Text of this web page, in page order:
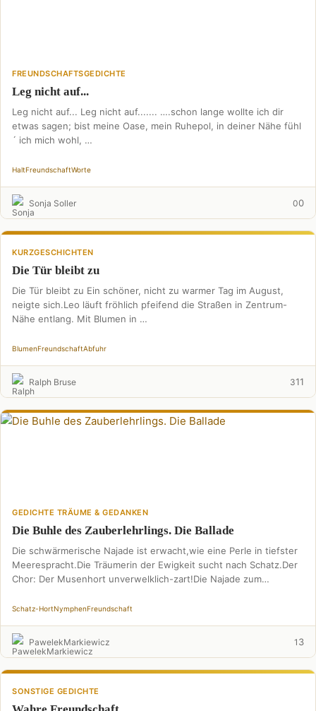
FREUNDSCHAFTSGEDICHTE
Leg nicht auf...
Leg nicht auf... Leg nicht auf....... ….schon lange wollte ich dir
etwas sagen; bist meine Oase, mein Ruhepol, in deiner Nähe fühl
´ ich mich wohl, …
HaltFreundschaftWorte
Sonja Soller 00
KURZGESCHICHTEN
Die Tür bleibt zu
Die Tür bleibt zu Ein schöner, nicht zu warmer Tag im August,
neigte sich.Leo läuft fröhlich pfeifend die Straßen in Zentrum-
Nähe entlang. Mit Blumen in …
BlumenFreundschaftAbfuhr
Ralph Bruse 311
GEDICHTE TRÄUME & GEDANKEN
Die Buhle des Zauberlehrlings. Die Ballade
Die schwärmerische Najade ist erwacht,wie eine Perle in tiefster
Meerespracht.Die Träumerin der Ewigkeit sucht nach Schatz.Der
Chor: Der Musenhort unverwelklich-zart!Die Najade zum
Schatz-HortNymphenFreundschaft
PawelekMarkiewicz 1 3
SONSTIGE GEDICHTE